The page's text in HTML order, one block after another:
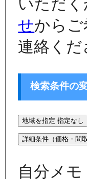
いただく
せから
連絡くだ
検索条件の
地域を指定 指定なし
詳細条件（価格・間
自分メモ